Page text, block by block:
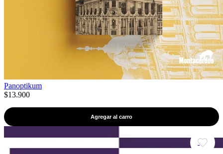
Panoptikum
$13.900
Agregar al carro